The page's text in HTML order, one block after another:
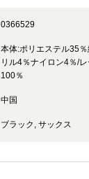
0366529
本体:ポリエステル35
リル4％ナイロン4％/
100％
中国
ブラック, サックス